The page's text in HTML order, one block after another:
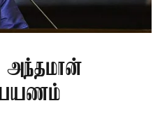
அந்தமான்
பயணம்